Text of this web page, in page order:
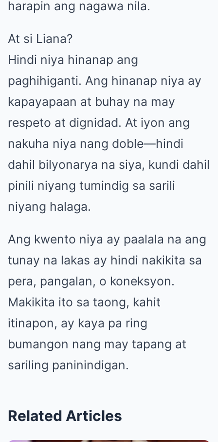
harapin ang nagawa nila.
At si Liana?
Hindi niya hinanap ang
paghihiganti. Ang hinanap niya ay
kapayapaan at buhay na may
respeto at dignidad. At iyon ang
nakuha niya nang doble—hindi
dahil bilyonarya na siya, kundi dahil
pinili niyang tumindig sa sarili
niyang halaga.
Ang kwento niya ay paalala na ang
tunay na lakas ay hindi nakikita sa
pera, pangalan, o koneksyon.
Makikita ito sa taong, kahit
itinapon, ay kaya pa ring
bumangon nang may tapang at
sariling paninindigan.
Related Articles